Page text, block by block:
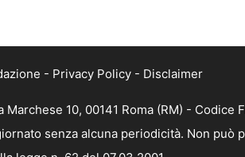
- Privacy Policy - Disclaimer
10, 00141 Roma (RM) - Codice
senza alcuna periodicità. Non